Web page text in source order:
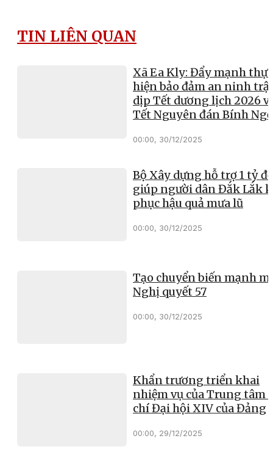
TIN LIÊN QUAN
Xã Ea Kly: Đẩy mạnh thực
hiện bảo đảm an ninh
dịp Tết dương lịch 2026
Tết Nguyên đán Bính Ngọ
00:00, 30/12/2025
Bộ Xây dựng hỗ trợ 1 tỷ
giúp người dân Đắk Lắk
phục hậu quả mưa lũ
00:00, 30/12/2025
Tạo chuyển biến mạnh
Nghị quyết 57
00:00, 30/12/2025
Khẩn trương triển khai
nhiệm vụ của Trung tâm
chí Đại hội XIV của Đảng
00:00, 29/12/2025